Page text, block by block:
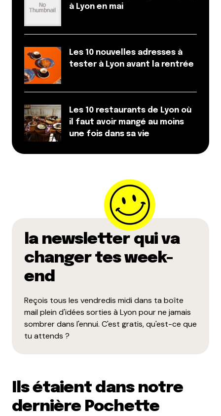
à Lyon en mai
Les 10 nouvelles adresses à
tester à Lyon avant la rentrée
Les 10 restaurants de Lyon où
il faut avoir mangé au moins
une fois dans sa vie
la newsletter qui va
changer tes week-
end
Reçois tous les vendredis midi dans ta boîte
mail plein d'idées sorties à Lyon pour ne jamais
sombrer dans l'ennui. C'est gratis, qu'est-ce que
tu attends ?
Ils étaient dans notre
dernière Pochette